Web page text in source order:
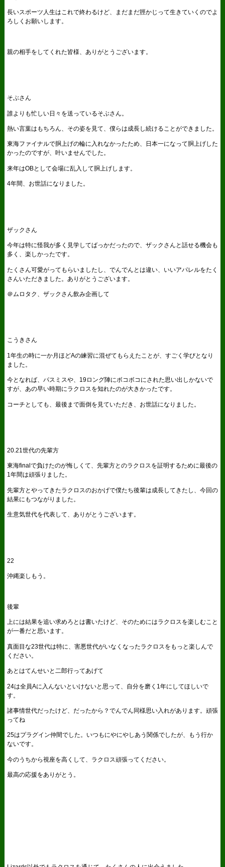
長いスポーツ人生はこれで終わるけど、まだまだ脛かじって生きていくのでよ
ろしくお願いします。
親の相手をしてくれた皆様、ありがとうございます。
そぶさん
誰よりも忙しい日々を送っているそぶさん。
熱い言葉はもちろん、その姿を見て、僕らは成長し続けることができました。
東海ファイナルで胴上げの輪に入れなかったため、日本一になって胴上げした
かったのですが、叶いませんでした。
来年はOBとして会場に乱入して胴上げします。
4年間、お世話になりました。
ザックさん
今年は特に怪我が多く見学してばっかだったので、ザックさんと話せる機会も
多く、楽しかったです。
たくさん可愛がってもらいましたし、でんでんとは違い、いいアパレルをたく
さんいただきました。ありがとうございます。
＠ムロタク、ザックさん飲み企画して
こうきさん
1年生の時に一か月ほどAの練習に混ぜてもらえたことが、すごく学びとなり
ました。
今となれば、パスミスや、19ロング陣にボコボコにされた思い出しかないで
すが、あの早い時期にラクロスを知れたのが大きかったです。
コーチとしても、最後まで面倒を見ていただき、お世話になりました。
20.21世代の先輩方
東海finalで負けたのが悔しくて、先輩方とのラクロスを証明するために最後の
1年間は頑張りました。
先輩方とやってきたラクロスのおかげで僕たち後輩は成長してきたし、今回の
結果にもつながりました。
生意気世代を代表して、ありがとうございます。
22
沖縄楽しもう。
後輩
上には結果を追い求めろとは書いたけど、そのためにはラクロスを楽しむこと
が一番だと思います。
真面目な23世代は特に、害悪世代がいなくなったラクロスをもっと楽しんで
ください。
あとはてんせいと二郎行ってあげて
24は全員Aに入んないといけないと思って、自分を磨く1年にしてほしいで
す。
諸事情世代だったけど、だったから？でんでん同様思い入れがあります。頑張
ってね
25はプラグイン仲間でした。いつもにやにやしあう関係でしたが、もう行か
ないです。
今のうちから視座を高くして、ラクロス頑張ってください。
最高の応援をありがとう。